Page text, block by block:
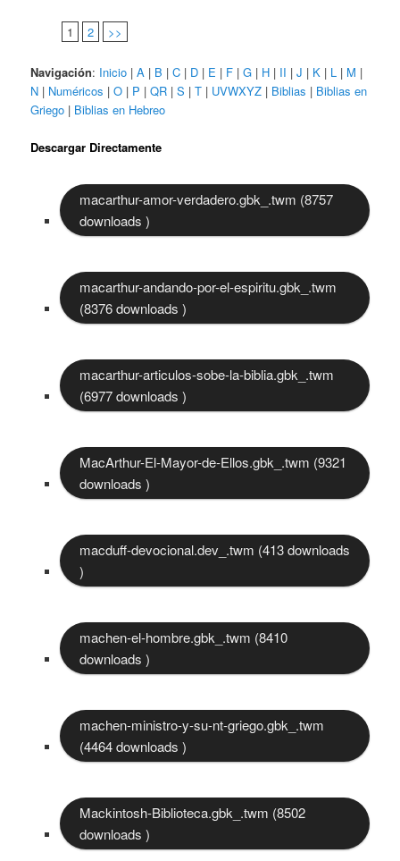
1 2 >>
Navigación: Inicio |A | B |C | D | E | F |G | H | II |J | K | L | M |
N | Numéricos |O | P |QR |S |T | UVWXYZ | Biblias | Biblias en
Griego | Biblias en Hebreo
Descargar Directamente
macarthur-amor-verdadero.gbk_.twm (8757
downloads )
macarthur-andando-por-el-espiritu.gbk_.twm
(8376 downloads )
macarthur-articulos-sobe-la-biblia.gbk_.twm
(6977 downloads )
MacArthur-El-Mayor-de-Ellos.gbk_.twm (9321
downloads )
macduff-devocional.dev_.twm (413 downloads
)
machen-el-hombre.gbk_.twm (8410
downloads )
machen-ministro-y-su-nt-griego.gbk_.twm
(4464 downloads )
Mackintosh-Biblioteca.gbk_.twm (8502
downloads )